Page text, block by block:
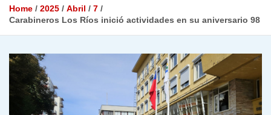
Home 2025 Abril
7
Carabineros Los Ríos inició actividades en su aniversario 98